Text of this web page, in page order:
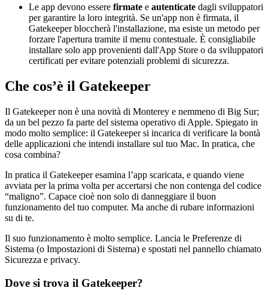
Le app devono essere firmate e autenticate dagli sviluppatori
per garantire la loro integrità. Se un'app non è firmata, il
Gatekeeper bloccherà l'installazione, ma esiste un metodo per
forzare l'apertura tramite il menu contestuale. È consigliabile
installare solo app provenienti dall'App Store o da sviluppatori
certificati per evitare potenziali problemi di sicurezza.
Che cos’è il Gatekeeper
Il Gatekeeper non è una novità di Monterey e nemmeno di Big Sur;
da un bel pezzo fa parte del sistema operativo di Apple. Spiegato in
modo molto semplice: il Gatekeeper si incarica di verificare la bontà
delle applicazioni che intendi installare sul tuo Mac. In pratica, che
cosa combina?
In pratica il Gatekeeper esamina l’app scaricata, e quando viene
avviata per la prima volta per accertarsi che non contenga del codice
“maligno”. Capace cioè non solo di danneggiare il buon
funzionamento del tuo computer. Ma anche di rubare informazioni
su di te.
Il suo funzionamento è molto semplice. Lancia le Preferenze di
Sistema (o Impostazioni di Sistema) e spostati nel pannello chiamato
Sicurezza e privacy.
Dove si trova il Gatekeeper?